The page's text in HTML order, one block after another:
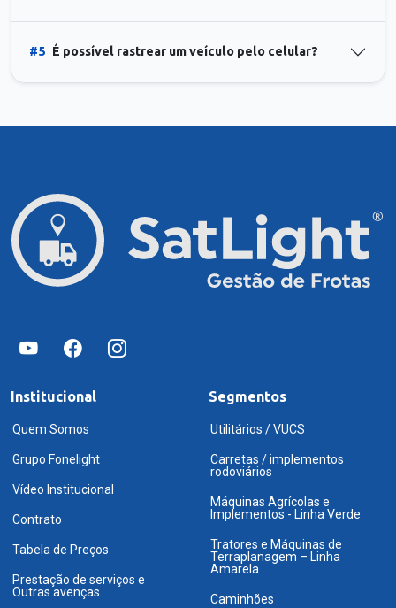
#5 É possível rastrear um veículo pelo celular?
Institucional
Quem Somos
Grupo Fonelight
Vídeo Institucional
Contrato
Tabela de Preços
Prestação de serviços e
Outras avenças
Segmentos
Utilitários / VUCS
Carretas / implementos
rodoviários
Máquinas Agrícolas e
Implementos - Linha Verde
Tratores e Máquinas de
Terraplanagem – Linha
Amarela
Caminhões